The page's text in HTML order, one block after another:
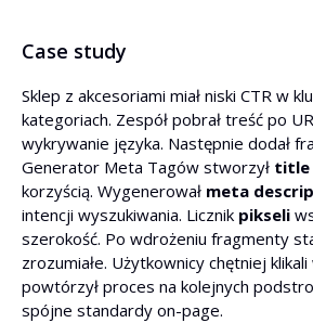
Case study
Sklep z akcesoriami miał niski CTR w
kategoriach. Zespół pobrał treść po
wykrywanie języka. Następnie dodał
Generator Meta Tagów stworzył title
korzyścią. Wygenerował meta
intencji wyszukiwania. Licznik pikseli
szerokość. Po wdrożeniu fragmenty
zrozumiałe. Użytkownicy chętniej klikali
powtórzył proces na kolejnych
spójne standardy on-page.